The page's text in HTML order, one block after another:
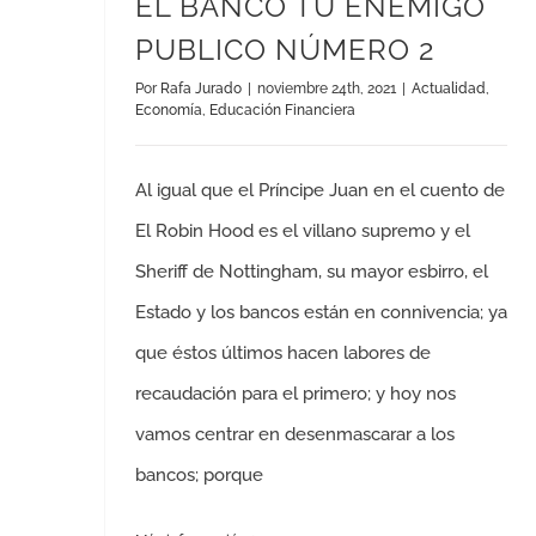
EL BANCO TU ENEMIGO
PUBLICO NÚMERO 2
Por Rafa Jurado noviembre 24th, 2021 Actualidad,
Economía, Educación Financiera
Al igual que el Príncipe Juan en el cuento de
El Robin Hood es el villano supremo y el
Sheriff de Nottingham, su mayor esbirro, el
Estado y los bancos están en connivencia; ya
que éstos últimos hacen labores de
recaudación para el primero; y hoy nos
vamos centrar en desenmascarar a los
bancos; porque